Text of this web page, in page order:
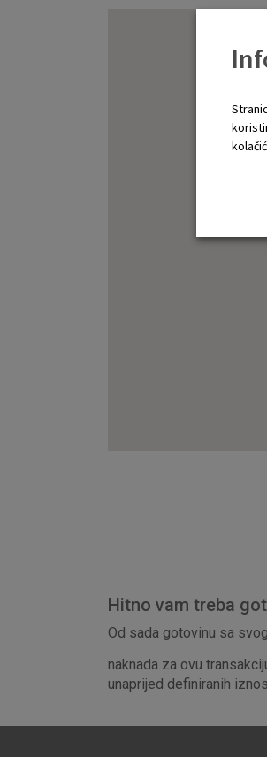
Hitno vam treba
Od sada gotovinu sa
naknada za ovu
unaprijed definiranih